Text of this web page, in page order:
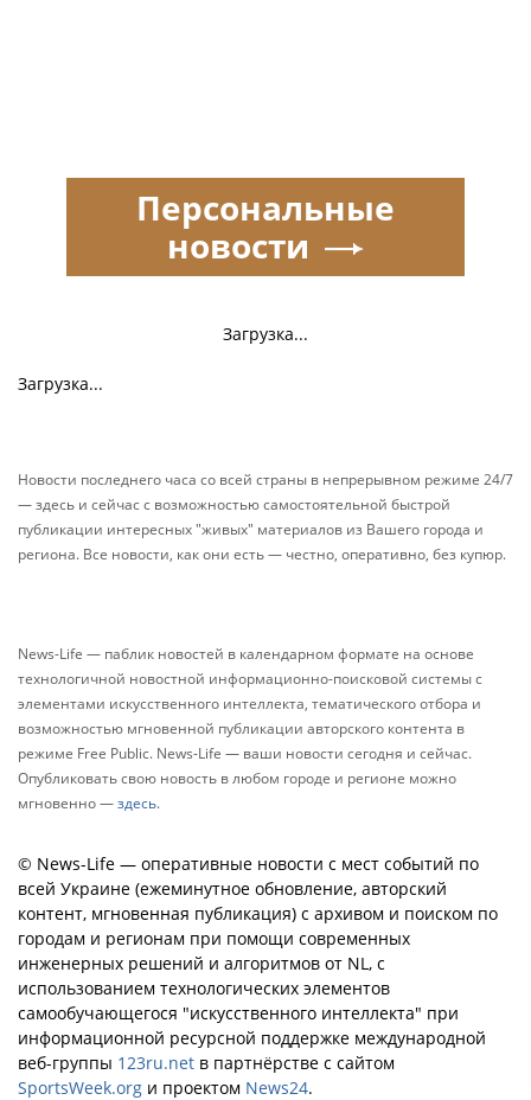
Загрузка...
Загрузка...
Персональные
новости
Новости последнего часа со всей страны в непрерывном режиме 24/7
— здесь и сейчас с возможностью самостоятельной быстрой
публикации интересных "живых" материалов из Вашего города и
региона. Все новости, как они есть — честно, оперативно, без купюр.
News-Life — паблик новостей в календарном формате на основе
технологичной новостной информационно-поисковой системы с
элементами искусственного интеллекта, тематического отбора и
возможностью мгновенной публикации авторского контента в
режиме Free Public. News-Life — ваши новости сегодня и сейчас.
Опубликовать свою новость в любом городе и регионе можно
мгновенно —здесь.
© News-Life — оперативные новости с мест событий по
всей Украине (ежеминутное обновление, авторский
контент, мгновенная публикация) с архивом и поиском по
городам и регионам при помощи современных
инженерных решений и алгоритмов от NL, с
использованием технологических элементов
самообучающегося "искусственного интеллекта" при
информационной ресурсной поддержке международной
веб-группы 123ru.net в партнёрстве с сайтом
SportsWeek.org и проектом News24.